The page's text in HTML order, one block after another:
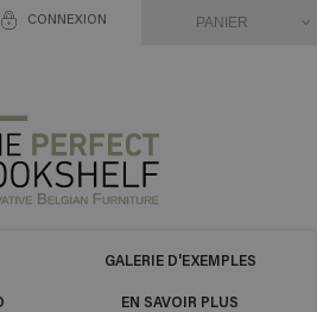
CONNEXION PANIER
GALERIE D'EXEMPLES
EN SAVOIR PLUS